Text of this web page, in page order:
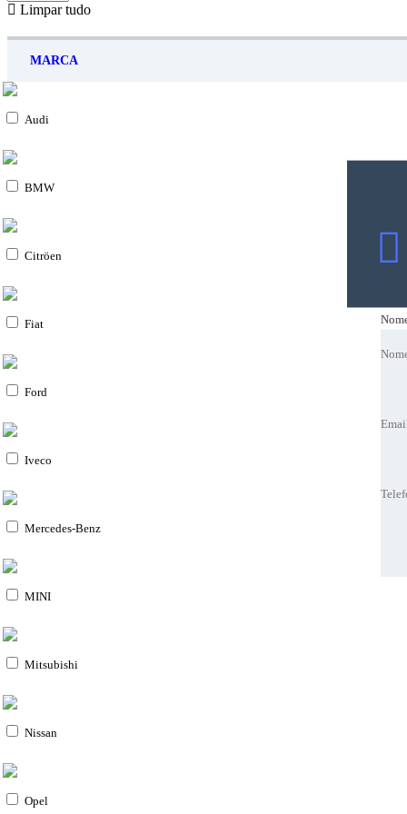
Limpar tudo
MARCA
Audi
BMW
Citröen
Fiat
Ford
Iveco
Mercedes-Benz
MINI
Mitsubishi
Nissan
Opel